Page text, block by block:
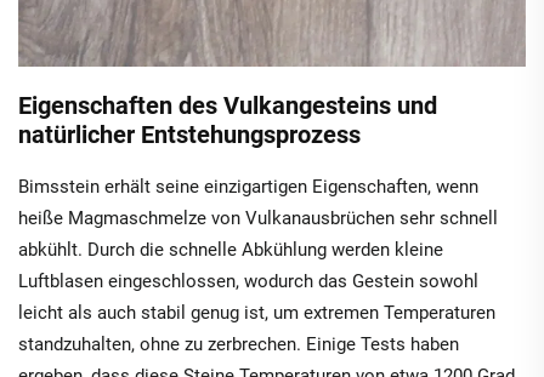
Eigenschaften des Vulkangesteins und
natürlicher Entstehungsprozess
Bimsstein erhält seine einzigartigen Eigenschaften, wenn
heiße Magmaschmelze von Vulkanausbrüchen sehr schnell
abkühlt. Durch die schnelle Abkühlung werden kleine
Luftblasen eingeschlossen, wodurch das Gestein sowohl
leicht als auch stabil genug ist, um extremen Temperaturen
standzuhalten, ohne zu zerbrechen. Einige Tests haben